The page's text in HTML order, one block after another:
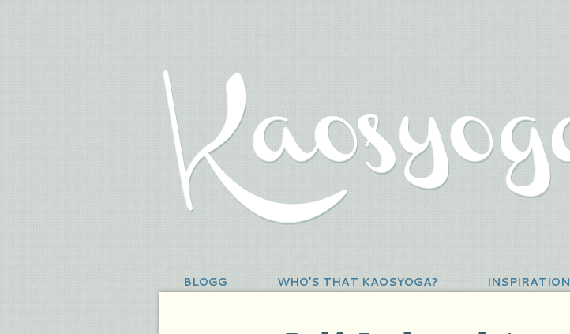
BLOGG WHO’S THAT KAOSYOGA? INSPIRATION